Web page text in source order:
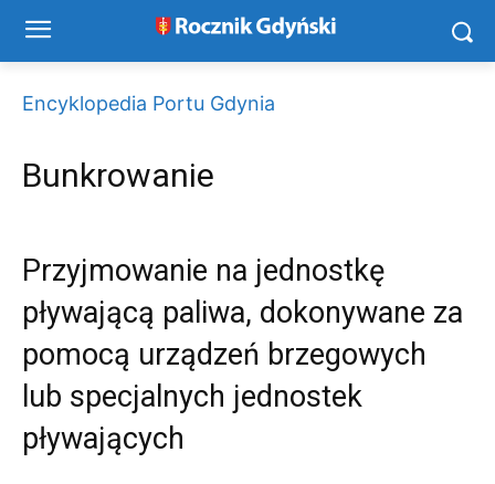
Encyklopedia Portu Gdynia
Bunkrowanie
Przyjmowanie na jednostkę
pływającą paliwa, dokonywane za
pomocą urządzeń brzegowych
lub specjalnych jednostek
pływających